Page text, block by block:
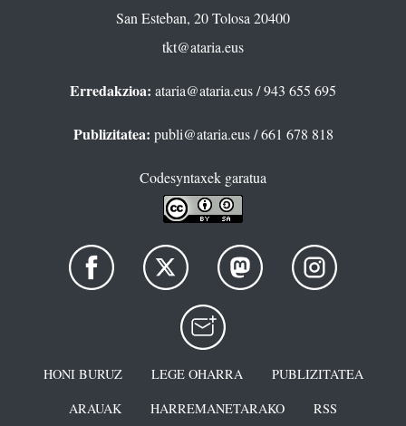
San Esteban, 20 Tolosa 20400
tkt@ataria.eus
Erredakzioa: ataria@ataria.eus/ 943 655 695
Publizitatea: publi@ataria.eus/ 661 678 818
Codesyntaxek garatua
HONI BURUZ LEGE OHARRA
PUBLIZITATEA
ARAUAK
HARREMANETARAKO RSS